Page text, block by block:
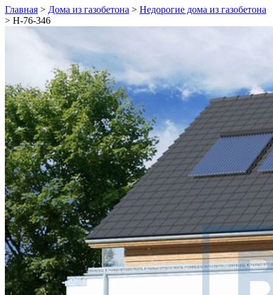
Главная > Дома из газобетона > Недорогие дома из газобетона
> Н-76-346